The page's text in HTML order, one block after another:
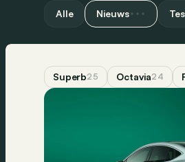
Alle Nieuws
Superb25 Octavia24